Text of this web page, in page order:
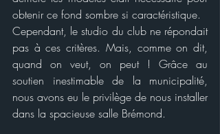
obtenir ce fond sombre si caractéristique.
Cependant, le studio du club ne répondait
pas à ces critères. Mais, comme on dit,
quand on veut, on peut ! Grâce au
soutien inestimable de la municipalité,
nous avons eu le privilège de nous installer
dans la spacieuse salle Brémond.